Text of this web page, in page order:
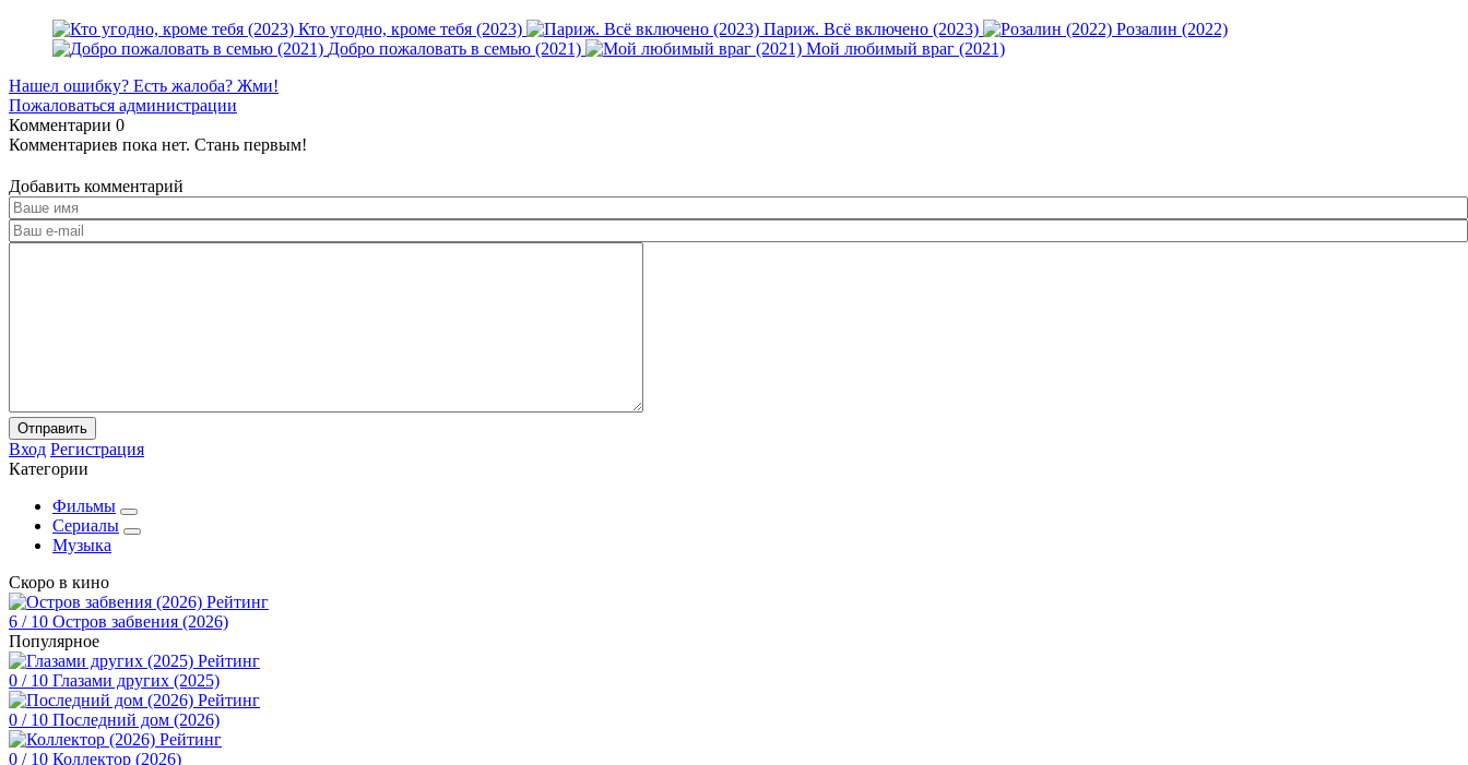
Кто угодно, кроме тебя (2023) Париж. Всё включено (2023)
Розалин (2022)
Добро пожаловать в семью (2021)
Мой любимый враг (2021)
Нашел ошибку? Есть жалоба? Жми!
Пожаловаться администрации
Комментарии 0
Комментариев пока нет. Стань первым!
Добавить комментарий
Отправить
Вход Регистрация
Категории
Фильмы
Сериалы
Музыка
Скоро в кино
Рейтинг
6 / 10 Остров забвения (2026)
Популярное
Рейтинг
0 / 10 Глазами других (2025)
Рейтинг
0 / 10 Последний дом (2026)
Рейтинг
0 / 10 Коллектор (2026)